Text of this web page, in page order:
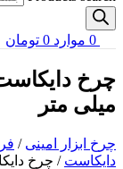
0 موارد 0 تومان
میلی متر
چرخ ابزار امینی /
دایکاست / چرخ